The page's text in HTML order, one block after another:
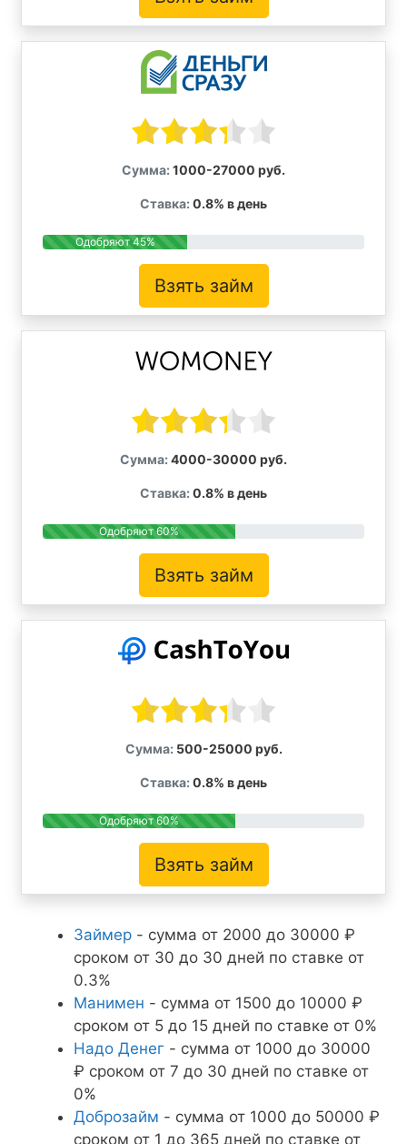
Сумма: 1000-27000 руб.
Ставка: 0.8% в день
Одобряют 45%
Взять займ
Сумма: 4000-30000 руб.
Ставка: 0.8% в день
Одобряют 60%
Взять займ
Сумма: 500-25000 руб.
Ставка: 0.8% в день
Одобряют 60%
Взять займ
Займер - сумма от 2000 до 30000 ₽
сроком от 30 до 30 дней по ставке от
0.3%
Манимен - сумма от 1500 до 10000 ₽
сроком от 5 до 15 дней по ставке от 0%
Надо Денег - сумма от 1000 до 30000
₽ сроком от 7 до 30 дней по ставке от
0%
Доброзайм - сумма от 1000 до 50000 ₽
сроком от 1 до 365 дней по ставке от